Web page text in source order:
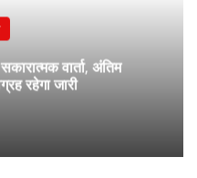
वार्ता, अंतिम
रहेगा जारी